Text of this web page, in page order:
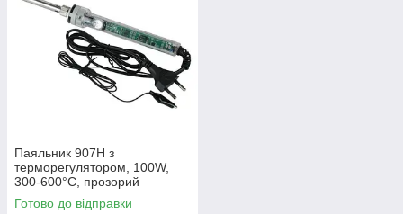
Паяльник 907H з
терморегулятором, 100W,
300-600°C, прозорий
Готово до відправки